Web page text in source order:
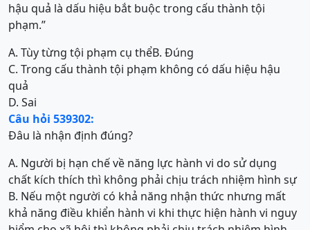
hậu quả là dấu hiệu bắt buộc trong cấu thành tội
phạm.”
A. Tùy từng tội phạm cụ thểB. Đúng
C. Trong cấu thành tội phạm không có dấu hiệu hậu
quả
D. Sai
Câu hỏi 539302:
Đâu là nhận định đúng?
A. Người bị hạn chế về năng lực hành vi do sử dụng
chất kích thích thì không phải chịu trách nhiệm hình sự
B. Nếu một người có khả năng nhận thức nhưng mất
khả năng điều khiển hành vi khi thực hiện hành vi nguy